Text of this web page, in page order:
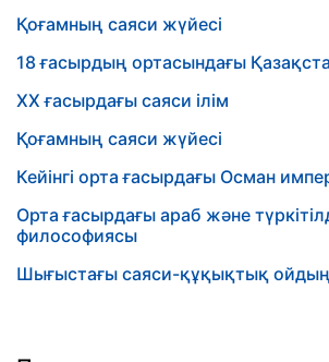
Қоғамның саяси жүйесі
18 ғасырдың ортасындағы
ХХ ғасырдағы саяси ілім
Қоғамның саяси жүйесі
Кейінгі орта ғасырдағы Осман
Орта ғасырдағы араб және
философиясы
Шығыстағы саяси-құқықтық